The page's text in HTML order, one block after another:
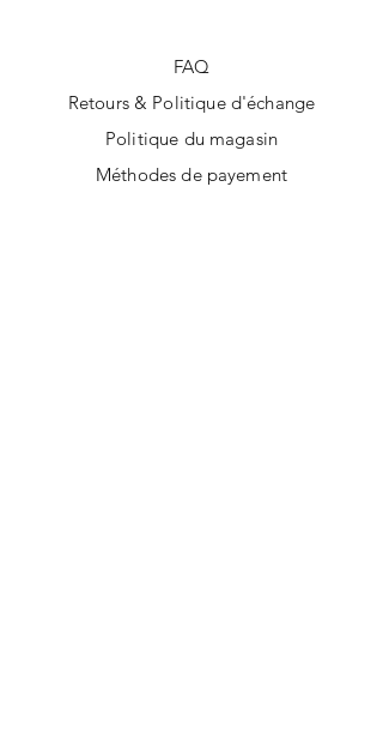
FAQ
Retours & Politique d'échange
Politique du magasin
Méthodes de payement